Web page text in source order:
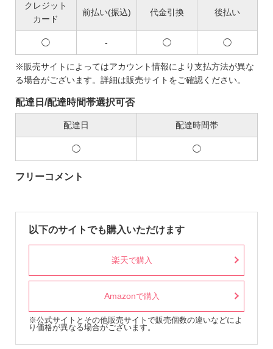
クレジット
カード
前払い(振込) 代金引換 後払い
◯ - ◯ ◯
※販売サイトによってはアカウント情報により支払方法が異な
る場合がございます。詳細は販売サイトをご確認ください。
配達日/配達時間帯選択可否
配達日 配達時間帯
◯ ◯
フリーコメント
以下のサイトでも購入いただけます
楽天で購入
Amazonで購入
※公式サイトとその他販売サイトで販売個数の違いなどによ
り価格が異なる場合がございます。